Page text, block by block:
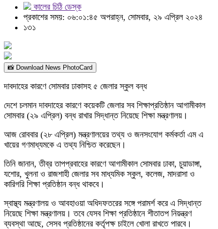
কালের চিঠি ডেস্ক
প্রকাশের সময়: ০৬:০১:৪৫ অপরাহ্ন, সোমবার, ২৯ এপ্রিল ২০২৪
১৩১
📸 Download News PhotoCard
দাবদাহের কারণে সোমবার ঢাকাসহ ৫ জেলার স্কুল বন্ধ
দেশে চলমান দাবদাহের কারণে কয়েকটি জেলার সব শিক্ষাপ্রতিষ্ঠান আগামীকাল
সোমবার (২৯ এপ্রিল) বন্ধ রাখার সিদ্ধান্ত নিয়েছে শিক্ষা মন্ত্রণালয়।
আজ রোববার (২৮ এপ্রিল) মন্ত্রণালয়ের তথ্য ও জনসংযোগ কর্মকর্তা এম এ
খায়ের গণমাধ্যমকে এ তথ্য নিশ্চিত করেছেন।
তিনি জানান, তীব্র তাপপ্রবাহের কারণে আগামীকাল সোমবার ঢাকা, চুয়াডাঙ্গা,
যশোর, খুলনা ও রাজশাহী জেলার সব মাধ্যমিক স্কুল, কলেজ, মাদরাসা ও
কারিগরি শিক্ষা প্রতিষ্ঠান বন্ধ থাকবে।
স্বাস্থ্য মন্ত্রণালয় ও আবহাওয়া অধিদফতরের সঙ্গে পরামর্শ করে এ সিদ্ধান্ত
নিয়েছে শিক্ষা মন্ত্রণালয়। তবে যেসব শিক্ষা প্রতিষ্ঠানে শীতাতপ নিয়ন্ত্রণ
ব্যবস্থা আছে, সেসব প্রতিষ্ঠানের কর্তৃপক্ষ চাইলে খোলা রাখতে পারবে।